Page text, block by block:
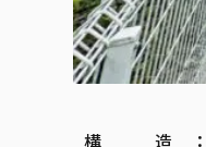
構 造 ： 軽